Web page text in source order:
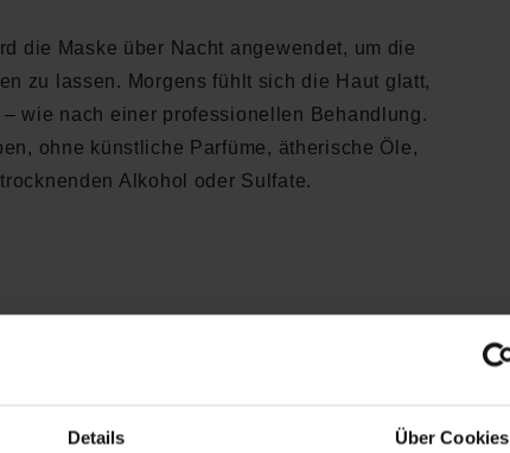
Details Über Cookies
die Maske über Nacht angewendet, um die
zu lassen. Morgens fühlt sich die Haut glatt,
wie nach einer professionellen Behandlung.
ohne künstliche Parfüme, ätherische Öle,
Alkohol oder Sulfate.